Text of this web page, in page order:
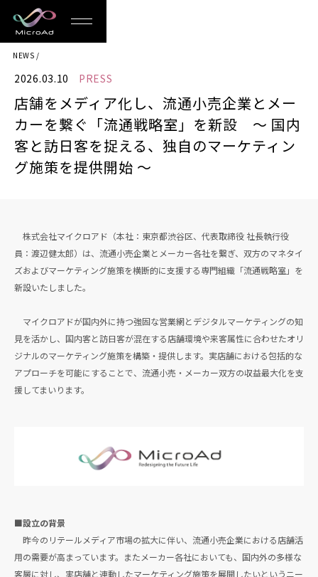
MicroAd
-
Redesigning
the
Future
Life
NEWS
2026.03.10 PRESS
店舗をメディア化し、流通小売企業とメー
カーを繋ぐ「流通戦略室」を新設 〜 国内
客と訪日客を捉える、独自のマーケティン
グ施策を提供開始 〜
株式会社マイクロアド（本社：東京都渋谷区、代表取締役 社長執行役
員：渡辺健太郎）は、流通小売企業とメーカー各社を繋ぎ、双方のマネタイ
ズおよびマーケティング施策を横断的に支援する専門組織「流通戦略室」を
新設いたしました。
マイクロアドが国内外に持つ強固な営業網とデジタルマーケティングの知
見を活かし、国内客と訪日客が混在する店舗環境や来客属性に合わせたオリ
ジナルのマーケティング施策を構築・提供します。実店舗における包括的な
アプローチを可能にすることで、流通小売・メーカー双方の収益最大化を支
援してまいります。
■設立の背景
昨今のリテールメディア市場の拡大に伴い、流通小売企業における店舗活
用の需要が高まっています。またメーカー各社においても、国内外の多様な
客層に対し、実店舗と連動したマーケティング施策を展開したいというニー